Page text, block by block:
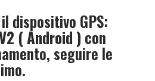
dispositivo GPS:
( Android ) con
seguire le